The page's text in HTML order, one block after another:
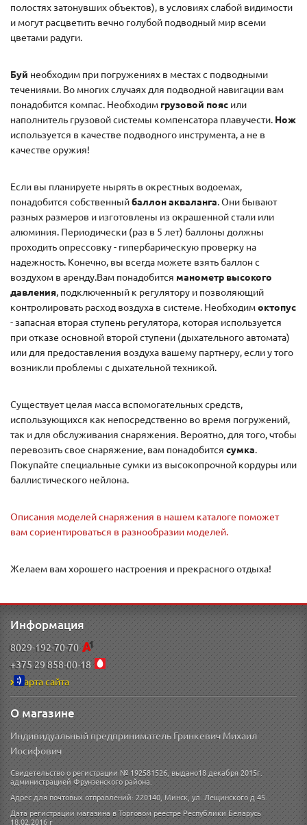
полостях затонувших объектов), в условиях слабой видимости
и могут расцветить вечно голубой подводный мир всеми
цветами радуги.
Буй необходим при погружениях в местах с подводными
течениями. Во многих случаях для подводной навигации вам
понадобится компас. Необходим грузовой пояс или
наполнитель грузовой системы компенсатора плавучести. Нож
используется в качестве подводного инструмента, а не в
качестве оружия!
Если вы планируете нырять в окрестных водоемах,
понадобится собственныйбаллон акваланга. Они бывают
разных размеров и изготовлены из окрашенной стали или
алюминия. Периодически (раз в 5 лет) баллоны должны
проходить опрессовку - гипербарическую проверку на
надежность. Конечно, вы всегда можете взять баллон с
воздухом в аренду.Вам понадобится манометр высокого
давления, подключенный к регулятору и позволяющий
контролировать расход воздуха в системе. Необходимоктопус
- запасная вторая ступень регулятора, которая используется
при отказе основной второй ступени (дыхательного автомата)
или для предоставления воздуха вашему партнеру, если у того
возникли проблемы с дыхательной техникой.
Существует целая масса вспомогательных средств,
использующихся как непосредственно во время погружений,
так и для обслуживания снаряжения. Вероятно, для того, чтобы
перевозить свое снаряжение, вам понадобится сумка.
Покупайте специальные сумки из высокопрочной кордуры или
баллистического нейлона.
Описания моделей снаряжения в нашем каталоге поможет
вам сориентироваться в разнообразии моделей.
Желаем вам хорошего настроения и прекрасного отдыха!
Информация
8029-192-70-70
+375 29 858-00-18
Карта сайта
О магазине
Индивидуальный предприниматель Гринкевич Михаил
Иосифович
Свидетельство о регистрации № 192581526, выдано18 декабря 2015г.
администрацией Фрунзенского района.
Адрес для почтовых отправлений: 220140, Минск, ул. Лещинского д 45.
Дата регистрации магазина в Торговом реестре Республики Беларусь
18.02.2016 г